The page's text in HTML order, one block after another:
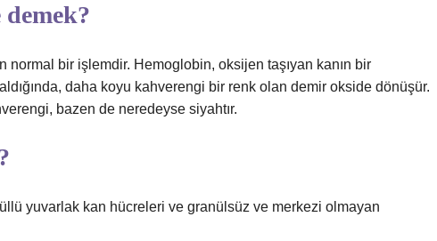
demek?
normal bir işlemdir. Hemoglobin, oksijen taşıyan kanın bir
daha koyu kahverengi bir renk olan demir okside dönüşür.
bazen de neredeyse siyahtır.
yuvarlak kan hücreleri ve granülsüz ve merkezi olmayan